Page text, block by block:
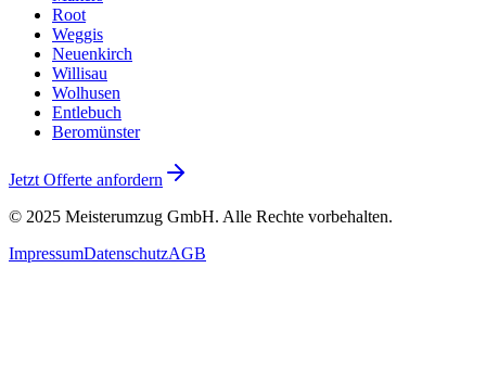
Root
Weggis
Neuenkirch
Willisau
Wolhusen
Entlebuch
Beromünster
Jetzt Offerte anfordern
© 2025 Meisterumzug GmbH. Alle Rechte vorbehalten.
ImpressumDatenschutzAGB